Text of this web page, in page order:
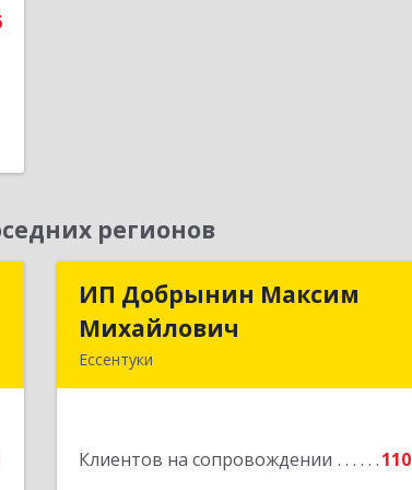
регионов
ИП Добрынин Максим
Михайлович
Ессентуки
Клиентов на сопровождении 110
ИП Добрынин Максим
Подробнее